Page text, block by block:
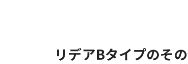
リデアBタイプのそ